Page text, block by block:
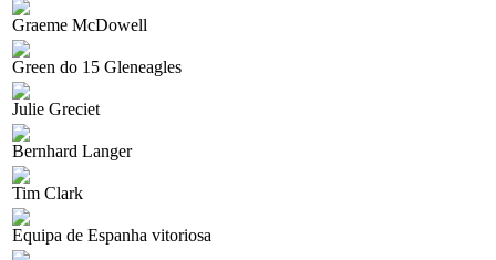
Graeme McDowell
Green do 15 Gleneagles
Julie Greciet
Bernhard Langer
Tim Clark
Equipa de Espanha vitoriosa